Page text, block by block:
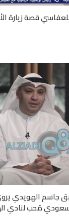
قصة زيارة
جاسم الهويدي
مُحب لنادي